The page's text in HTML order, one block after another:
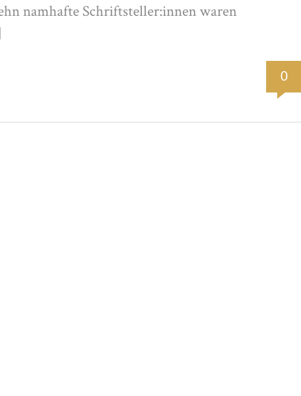
namhafte Schriftsteller:innen waren
0